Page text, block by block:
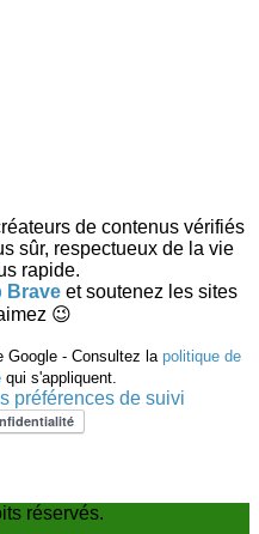
de contenus vérifiés
sûr, respectueux de la vie
rapide.
Brave et soutenez les sites
😉
Google - Consultez la politique de
qui s'appliquent.
préférences de suivi
réservés.